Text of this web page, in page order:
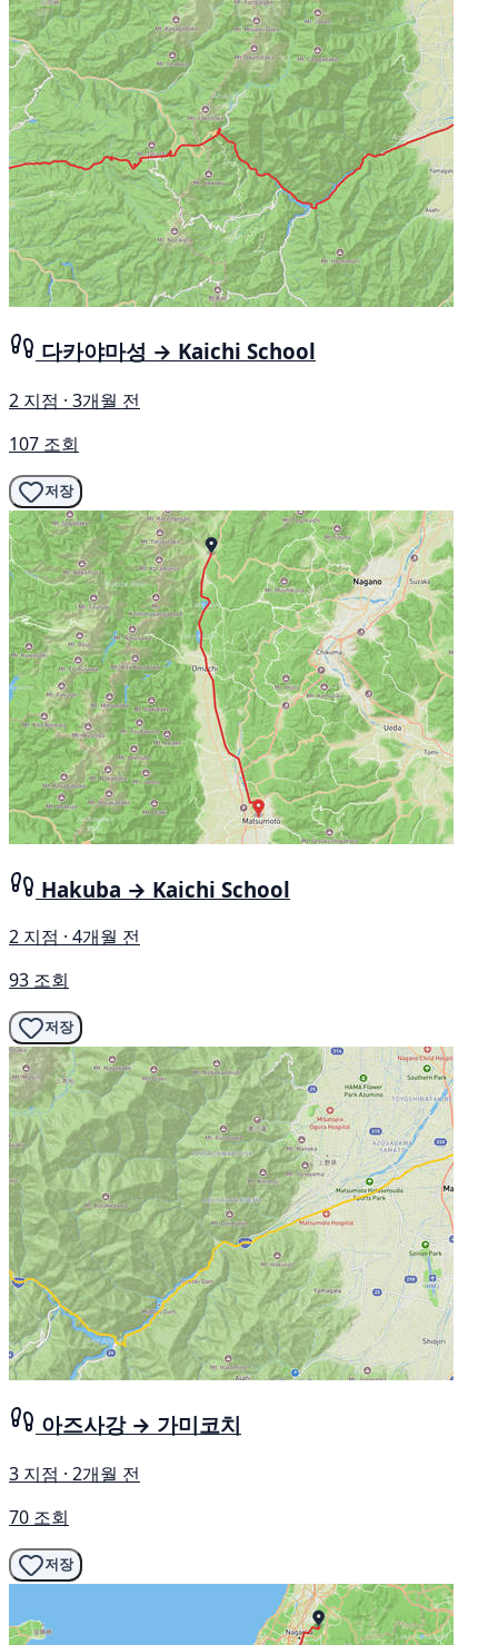
다카야마성 → Kaichi School
2 지점 · 3개월 전
107 조회
저장
Hakuba → Kaichi School
2 지점 · 4개월 전
93 조회
저장
아즈사강 → 가미코치
3 지점 · 2개월 전
70 조회
저장